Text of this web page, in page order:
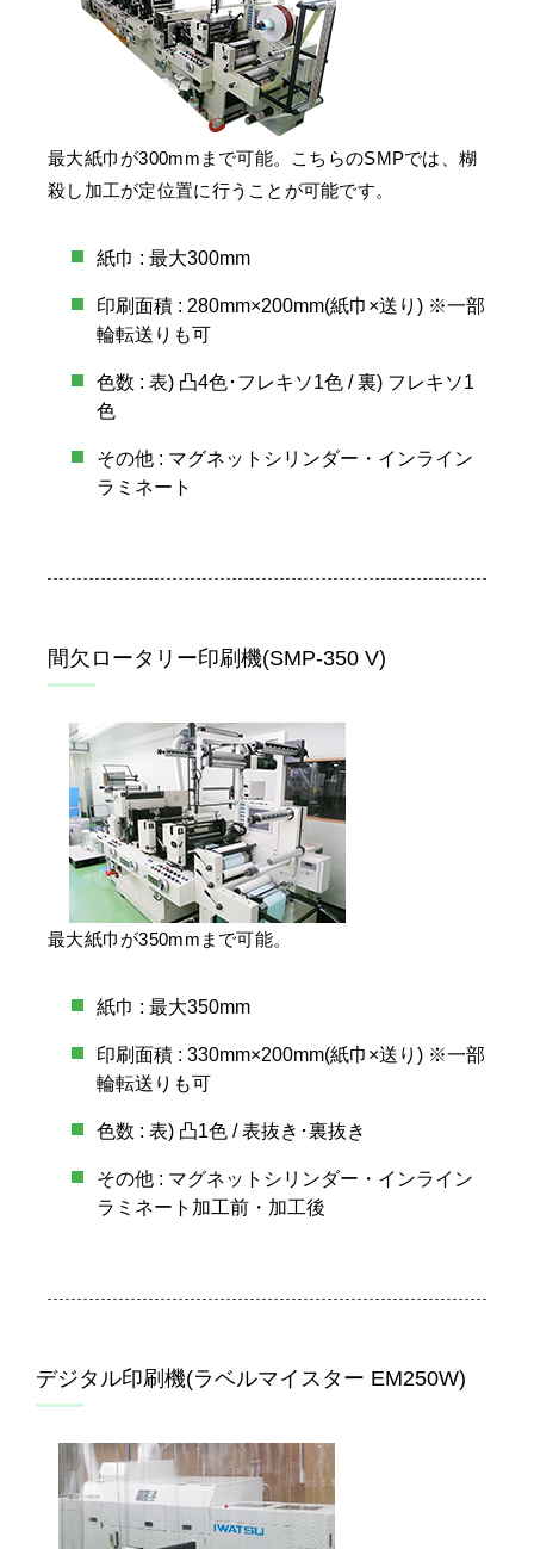
最大紙巾が300mmまで可能。こちらのSMPでは、糊
殺し加工が定位置に行うことが可能です。
紙巾 : 最大300mm
印刷面積 : 280mm×200mm(紙巾×送り) ※一部
輪転送りも可
色数 : 表) 凸4色･フレキソ1色 / 裏) フレキソ1
色
その他 : マグネットシリンダー・インライン
ラミネート
間欠ロータリー印刷機(SMP-350 V)
最大紙巾が350mmまで可能。
紙巾 : 最大350mm
印刷面積 : 330mm×200mm(紙巾×送り) ※一部
輪転送りも可
色数 : 表) 凸1色 / 表抜き･裏抜き
その他 : マグネットシリンダー・インライン
ラミネート加工前・加工後
デジタル印刷機(ラベルマイスター EM250W)